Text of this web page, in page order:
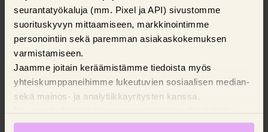
seurantatyökaluja (mm. Pixel ja API) sivustomme
suorituskyvyn mittaamiseen, markkinointimme
personointiin sekä paremman asiakaskokemuksen
varmistamiseen.
Jaamme joitain keräämistämme tiedoista myös
yhteiskumppaneihimme lukeutuvien sosiaalisen median-
sekä mainos- ja analytiikkayritysten kanssa.
joita olet antanut käyttäessäsi yritysten palveluita.